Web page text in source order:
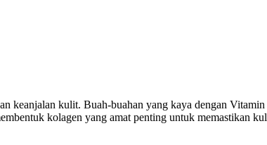
keanjalan kulit. Buah-buahan yang kaya dengan
kolagen yang amat penting untuk memastikan